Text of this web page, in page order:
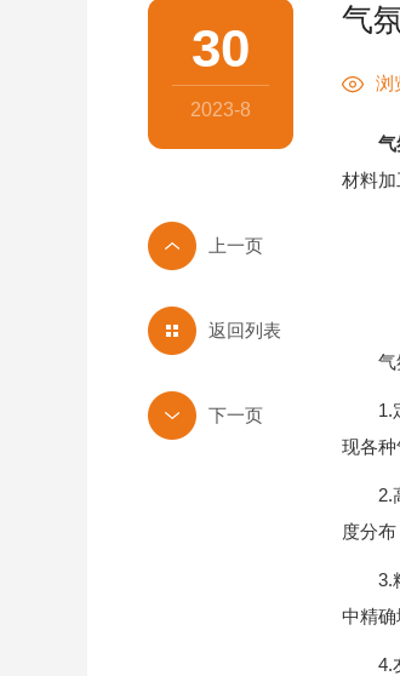
气
浏
气
材料加
气氛
1.定
现各
2.高
度分
3.精
中精
4.友
30
2023-8
返回列表